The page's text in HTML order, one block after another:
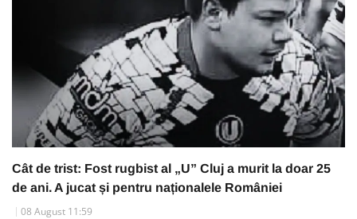
Cât de trist: Fost rugbist al „U” Cluj a murit la doar 25
de ani. A jucat și pentru naționalele României
08 August 11:59